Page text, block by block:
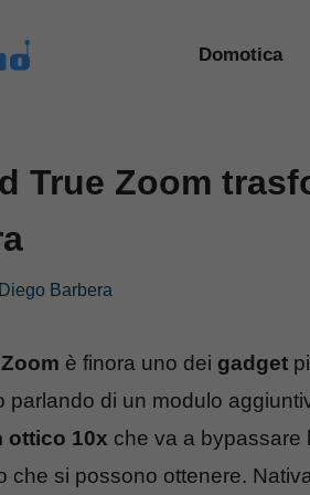
Domotica
True Zoom
Diego Barbera
è finora uno dei gadget
parlando di un modulo
ottico 10x che va a bypassare
che si possono ottenere.